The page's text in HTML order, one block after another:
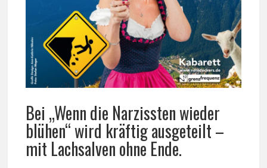
Bei „Wenn die Narzissten wieder
blühen“ wird kräftig ausgeteilt –
mit Lachsalven ohne Ende.